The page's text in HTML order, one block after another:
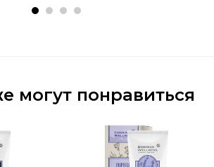
могут понравиться